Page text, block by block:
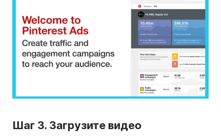
Шаг 3. Загрузите видео